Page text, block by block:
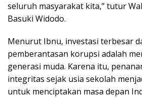
seluruh masyarakat kita,” tutur
Basuki Widodo.
Menurut Ibnu, investasi terbesar
pemberantasan korupsi adalah
generasi muda. Karena itu,
integritas sejak usia sekolah
untuk menciptakan masa depan